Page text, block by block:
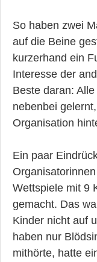
So haben zwei
auf die Beine
kurzerhand ein
Interesse der
Beste daran:
nebenbei
Organisation
Ein paar
Wettspiele mit 9
gemacht. Das
Kinder nicht auf
haben nur
mithörte, hatte